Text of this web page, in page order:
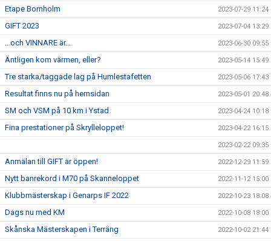
Etape Bornholm 2023-07-29 11:24
GIFT 2023 2023-07-04 13:29
…och VINNARE är… 2023-06-30 09:55
Äntligen kom värmen, eller? 2023-05-14 15:49
Tre starka/taggade lag på Humlestafetten 2023-05-06 17:43
Resultat finns nu på hemsidan 2023-05-01 20:48
SM och VSM på 10 km i Ystad 2023-04-24 10:18
Fina prestationer på Skrylleloppet! 2023-04-22 16:15
2023-02-22 09:35
Anmälan till GIFT är öppen! 2022-12-29 11:59
Nytt banrekord i M70 på Skanneloppet 2022-11-12 15:00
Klubbmästerskap i Genarps IF 2022 2022-10-23 18:08
Dags nu med KM 2022-10-08 18:00
Skånska Mästerskapen i Terräng 2022-10-02 21:44